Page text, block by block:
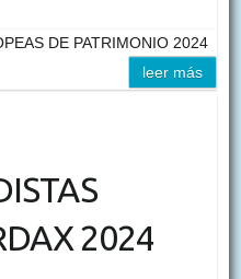
DE PATRIMONIO 2024
leer más
2024